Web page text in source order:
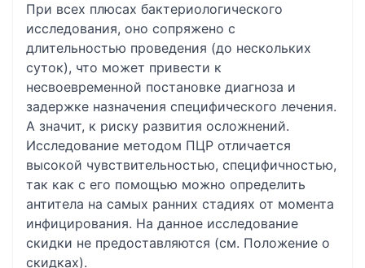
При всех плюсах бактериологического
исследования, оно сопряжено с
длительностью проведения (до нескольких
суток), что может привести к
несвоевременной постановке диагноза и
задержке назначения специфического лечения.
А значит, к риску развития осложнений.
Исследование методом ПЦР отличается
высокой чувствительностью, специфичностью,
так как с его помощью можно определить
антитела на самых ранних стадиях от момента
инфицирования. На данное исследование
скидки не предоставляются (см. Положение о
скидках).